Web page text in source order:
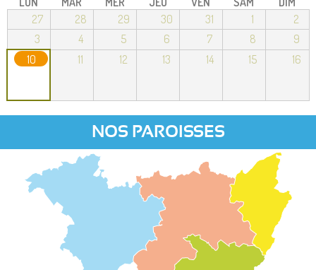
27
28 29 30 31 1
2
3
4 5 6 7 8
9
10
11 12 13 14 15 16
NOS PAROISSES